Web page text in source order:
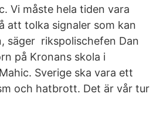
Vi måste hela tiden vara
att tolka signaler som kan
säger rikspolischefen Dan
på Kronans skola i
Sverige ska vara ett
och hatbrott. Det är vår tur